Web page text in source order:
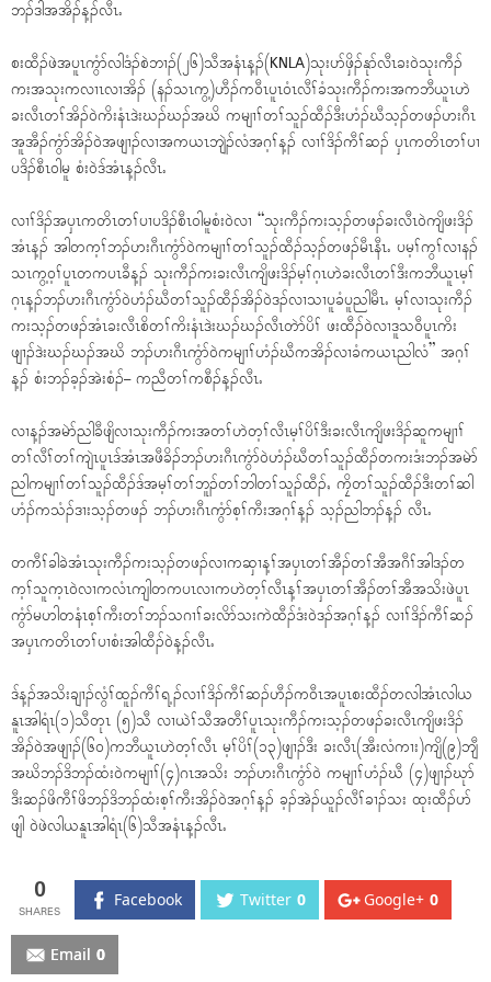
ဘၣ်ဒါအအိၣ်န့ၣ်လီၤႉ
စးထီၣ်ဖဲအပူၤကွံာ်လါဒံၣ်စဲဘၢၣ်(၂၆)သီအနံၤန့ၣ်(KNLA)သုးပာ်ဖှိၣ်နုာ်လီၤခး၀ဲသုးကီၣ်
ကးအသုးကလၢၤလၢအိၣ် (နၣ်သၤကွ့)ဟီၣ်က၀ီၤပူၤ၀ံၤလီၢ်ခံသုးကီၣ်ကးအကဘီယူၤဟဲ
ခးလီၤတၢ်အိၣ်၀ဲကိးနံၤဒဲးဃၣ်ဃၣ်အဃိ ကမျၢၢ်တၢ်သူၣ်ထီၣ်ဒီးဟံၣ်ဃီသ့ၣ်တဖၣ်ဟးဂီၤ
အူအီၣ်ကွံာ်အိၣ်၀ဲအဖျၢၣ်လၢအကယၤဘျဲၣ်လံအဂ့ၢ်န့ၣ် လၢၢ်ဒိၣ်ကီၢ်ဆၣ် ၦၤကတိၤတၢ်ပၢ
ပဒိၣ်စီၤ၀ါမူ စံး၀ဲဒ်အံၤန့ၣ်လီၤႉ
လၢၢ်ဒိၣ်အၦၤကတိၤတၢ်ပၢပဒိၣ်စီၤ၀ါမူစံး၀ဲလၢ “သုးကီၣ်ကးသ့ၣ်တဖၣ်ခးလီၤ၀ဲကျိဖးဒိၣ်
အံၤန့ၣ် အါတက့ၢ်ဘၣ်ဟးဂီၤကွံာ်၀ဲကမျၢၢ်တၢ်သူၣ်ထီၣ်သ့ၣ်တဖၣ်မီၤနီၤႉ ပမ့ၢ်ကွၢ်လၢနၣ်
သၤကွ့၀့ၢ်ပူၤတကပၤခီန့ၣ် သုးကီၣ်ကးခးလီၤကျိဖးဒိၣ်မ့ၢ်ဂ့ၤဟဲခးလီၤတၢ်ဒီးကဘီယူၤမ့ၢ်
ဂ့ၤန့ၣ်ဘၣ်ဟးဂီၤကွံာ်၀ဲဟံၣ်ဃီတၢ်သူၣ်ထီၣ်အိၣ်၀ဲဒၣ်လၢသၢပူခံပူညါမီၤႉ မ့ၢ်လၢသုးကီၣ်
ကးသ့ၣ်တဖၣ်အံၤခးလီၤစိတၢ်ကိးနံၤဒဲးဃၣ်ဃၣ်လီၤတဲာ်ပိၢ် ဖးထီၣ်၀ဲလၢဒူသ၀ီပူၤကိး
ဖျၢၣ်ဒဲးဃၣ်ဃၣ်အဃိ ဘၣ်ဟးဂီၤကွံာ်၀ဲကမျၢၢ်ဟံၣ်ဃီကအိၣ်လၢခံကယၤညါလံ” အဂ့ၢ်
န့ၣ် စံးဘၣ်ခ့ၣ်အဲးစံၣ်– ကညီတၢ်ကစီၣ်န့ၣ်လီၤႉ
လၢန့ၣ်အမဲာ်ညါခီဖျိလၢသုးကီၣ်ကးအတၢ်ဟဲတ့ၢ်လီၤမ့ၢ်ပိၢ်ဒီးခးလီၤကျိဖးဒိၣ်ဆူကမျၢၢ်
တၢ်လီၢ်တၢ်ကျဲၤပူၤဒ်အံၤအဖီခိၣ်ဘၣ်ဟးဂီၤကွံာ်၀ဲဟံၣ်ဃီတၢ်သူၣ်ထီၣ်တကးဒံးဘၣ်အမဲာ်
ညါကမျၢၢ်တၢ်သူၣ်ထီၣ်ဒ်အမ့ၢ်တၢ်ဘူၣ်တၢ်ဘါတၢ်သူၣ်ထီၣ်ႇ ကၠိတၢ်သူၣ်ထီၣ်ဒီးတၢ်ဆါ
ဟံၣ်ကသံၣ်ဒၢးသ့ၣ်တဖၣ် ဘၣ်ဟးဂီၤကွံာ်စ့ၢ်ကီးအဂ့ၢ်န့ၣ် သ့ၣ်ညါဘၣ်န့ၣ် လီၤႉ
တကီၢ်ခါခဲအံၤသုးကီၣ်ကးသ့ၣ်တဖၣ်လၢကဆှၢန့ၢ်အၦၤတၢ်အီၣ်တၢ်အီအဂီၢ်အါဒၣ်တ
က့ၢ်သူက့ၤ၀ဲလၢကလံၤကျါတကပၤလၢကဟဲတ့ၢ်လီၤန့ၢ်အၦၤတၢ်အီၣ်တၢ်အီအသိးဖဲပူၤ
ကွံာ်မဟါတနံၤစ့ၢ်ကီးတၢ်ဘၣ်သဂၢၢ်ခးလိာ်သးကဲထီၣ်ဒံး၀ဲဒၣ်အဂ့ၢ်န့ၣ် လၢၢ်ဒိၣ်ကီၢ်ဆၣ်
အၦၤကတိၤတၢ်ပၢစံးအါထီၣ်၀ဲန့ၣ်လီၤႉ
ဒ်န့ၣ်အသိးချၢၣ်လွံၢ်ထူၣ်ကီၢ်ရ့ၣ်လၢၢ်ဒိၣ်ကီၢ်ဆၣ်ဟီၣ်က၀ီၤအပူၤစးထီၣ်တလါအံၤလါယ
နူၤအါရံၤ(၁)သီတုၤ (၅)သီ လၢယဲၢ်သီအတီၢ်ပူၤသုးကီၣ်ကးသ့ၣ်တဖၣ်ခးလီၤကျိဖးဒိၣ်
အိၣ်၀ဲအဖျၢၣ်(၆၀)ကဘီယူၤဟဲတ့ၢ်လီၤ မ့ၢ်ပိၢ်(၁၃)ဖျၢၣ်ဒီး ခးလီၤ(အီးလံကၢး)ကျိ(၉)ဘျီ
အဃိဘၣ်ဒိဘၣ်ထံး၀ဲကမျၢၢ်(၄)ဂၤအသိး ဘၣ်ဟးဂီၤကွံာ်၀ဲ ကမျၢၢ်ဟံၣ်ဃီ (၄)ဖျၢၣ်ဃုာ်
ဒီးဆၣ်ဖိကီၢ်ဖိဘၣ်ဒိဘၣ်ထံးစ့ၢ်ကီးအိၣ်၀ဲအဂ့ၢ်န့ၣ် ခ့ၣ်အဲၣ်ယူၣ်လီၢ်ခၢၣ်သး ထုးထီၣ်ပာ်
ဖျါ ၀ဲဖဲလါယနူၤအါရံၤ(၆)သီအနံၤန့ၣ်လီၤႉ
0 Facebook Twitter 0 Google+ 0
Email 0